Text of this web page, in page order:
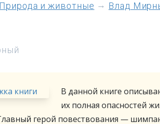
Природа и животные Влад
В данной книге
их полная опасностей
герой повествования —